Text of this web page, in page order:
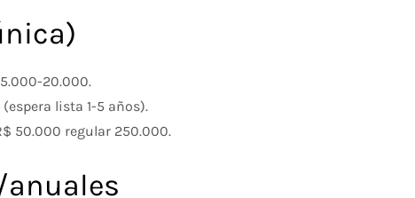
20.000.
lista 1-5 años).
50.000 regular 250.000.